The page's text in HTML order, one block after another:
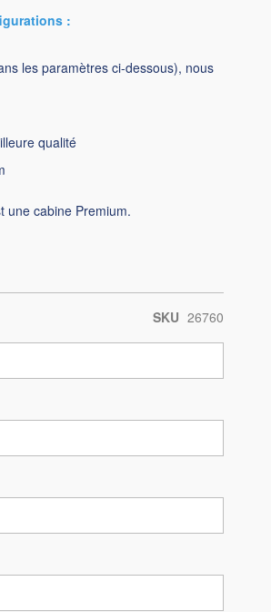
:
les paramètres ci-dessous), nous
qualité
une cabine Premium.
SKU 26760